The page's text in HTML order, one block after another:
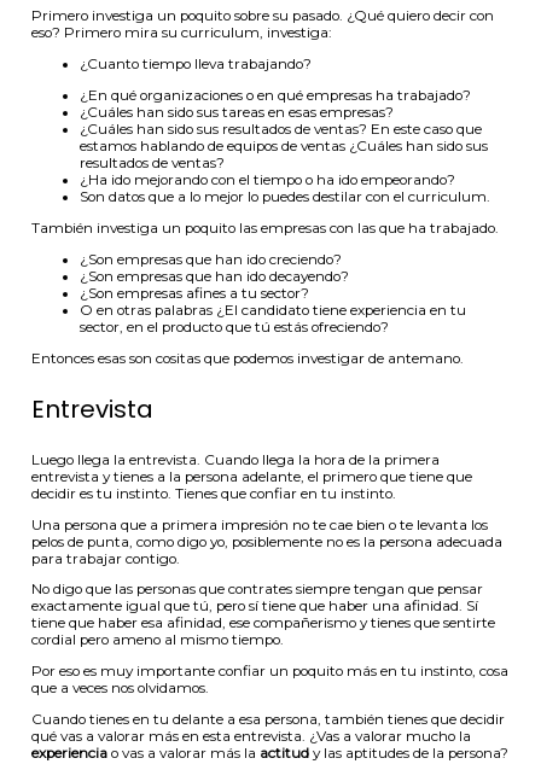
Primero investiga un poquito sobre su pasado. ¿Qué quiero decir con
eso? Primero mira su curriculum, investiga:
¿Cuanto tiempo lleva trabajando?
¿En qué organizaciones o en qué empresas ha trabajado?
¿Cuáles han sido sus tareas en esas empresas?
¿Cuáles han sido sus resultados de ventas? En este caso que
estamos hablando de equipos de ventas ¿Cuáles han sido sus
resultados de ventas?
¿Ha ido mejorando con el tiempo o ha ido empeorando?
Son datos que a lo mejor lo puedes destilar con el curriculum.
También investiga un poquito las empresas con las que ha trabajado.
¿Son empresas que han ido creciendo?
¿Son empresas que han ido decayendo?
¿Son empresas afines a tu sector?
O en otras palabras ¿El candidato tiene experiencia en tu
sector, en el producto que tú estás ofreciendo?
Entonces esas son cositas que podemos investigar de antemano.
Entrevista
Luego llega la entrevista. Cuando llega la hora de la primera
entrevista y tienes a la persona adelante, el primero que tiene que
decidir es tu instinto. Tienes que confiar en tu instinto.
Una persona que a primera impresión no te cae bien o te levanta los
pelos de punta, como digo yo, posiblemente no es la persona adecuada
para trabajar contigo.
No digo que las personas que contrates siempre tengan que pensar
exactamente igual que tú, pero sí tiene que haber una afinidad. Sí
tiene que haber esa afinidad, ese compañerismo y tienes que sentirte
cordial pero ameno al mismo tiempo.
Por eso es muy importante confiar un poquito más en tu instinto, cosa
que a veces nos olvidamos.
Cuando tienes en tu delante a esa persona, también tienes que decidir
qué vas a valorar más en esta entrevista. ¿Vas a valorar mucho la
experiencia o vas a valorar más la actitud y las aptitudes de la persona?